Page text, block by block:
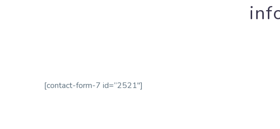
[contact-form-7 id=”2521″]